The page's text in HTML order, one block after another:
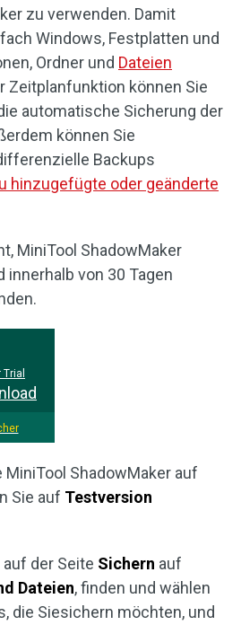
zu verwenden. Damit
Windows, Festplatten und
Ordner und Dateien
Zeitplanfunktion können Sie
automatische Sicherung der
können Sie
Backups
hinzugefügte oder geänderte
MiniTool ShadowMaker
innerhalb von 30 Tagen
MiniTool ShadowMaker auf
Sie auf Testversion
der Seite Sichern auf
Dateien, finden und wählen
die Siesichern möchten, und